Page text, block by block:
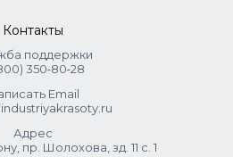
ANNUUS (SUNFLOWER) SEED
Контакты
поддержки
350‑80‑28
Email
Адрес
пр. Шолохова, зд. 11 с. 1